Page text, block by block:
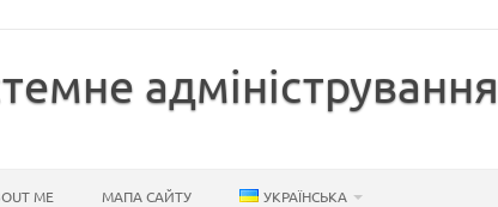
адміністрування
ME МАПА САЙТУ УКРАЇНСЬКА